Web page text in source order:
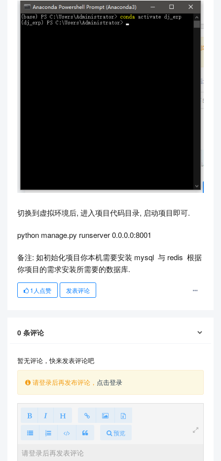
切换到虚拟环境后, 进入项目代码目录, 启动项目即可.
python manage.py runserver 0.0.0.0:8001
备注: 如初始化项目你本机需要安装 mysql 与 redis 根据
你项目的需求安装所需要的数据库.
1 人点赞 发表评论
0 条评论
暂无评论，快来发表评论吧
请登录后再发布评论， 点击登录
预览